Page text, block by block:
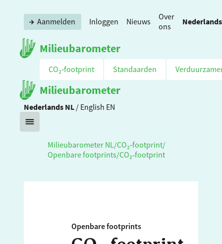
Milieubarometer
Aanmelden Inloggen Nieuws
Over
ons
Nederlands
CO₂‑footprint Standaarden
Milieubarometer
Nederlands NL / English EN
Milieubarometer NL /CO₂‑footprint/
Openbare footprints/CO₂‑footprint
Openbare footprints